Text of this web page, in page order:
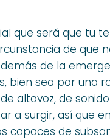
que será que tu
de que
de la
bien sea por una
altavoz, de
a surgir, así que en
capaces de